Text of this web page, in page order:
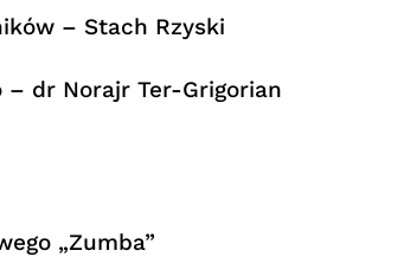
– Stach Rzyski
dr Norajr Ter-Grigorian
„Zumba”